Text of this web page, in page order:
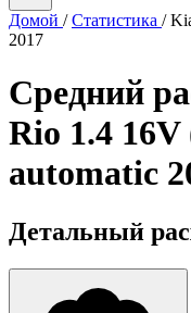
Домой / Статистика /
2017
Средний
Rio 1.4
automatic
Детальный